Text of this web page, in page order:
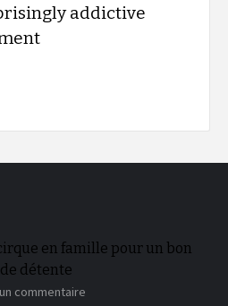
addictive
en famille pour un bon
détente
commentaire